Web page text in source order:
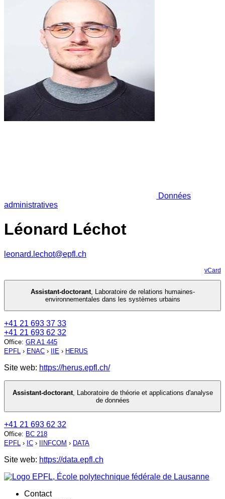
Données
administratives
Léonard Léchot
leonard.lechot@epfl.ch
vCard
Assistant-doctorant, Laboratoire de relations humaines-
environnementales dans les systèmes urbains
+41 21 693 37 33
+41 21 693 62 32
Office: GR A1 445
EPFL › ENAC › IIE › HERUS
Site web: https://herus.epfl.ch/
Assistant-doctorant, Laboratoire de théorie et applications d'analyse
de données
+41 21 693 62 32
Office: BC 218
EPFL › IC › IINFCOM › DATA
Site web: https://data.epfl.ch
Contact